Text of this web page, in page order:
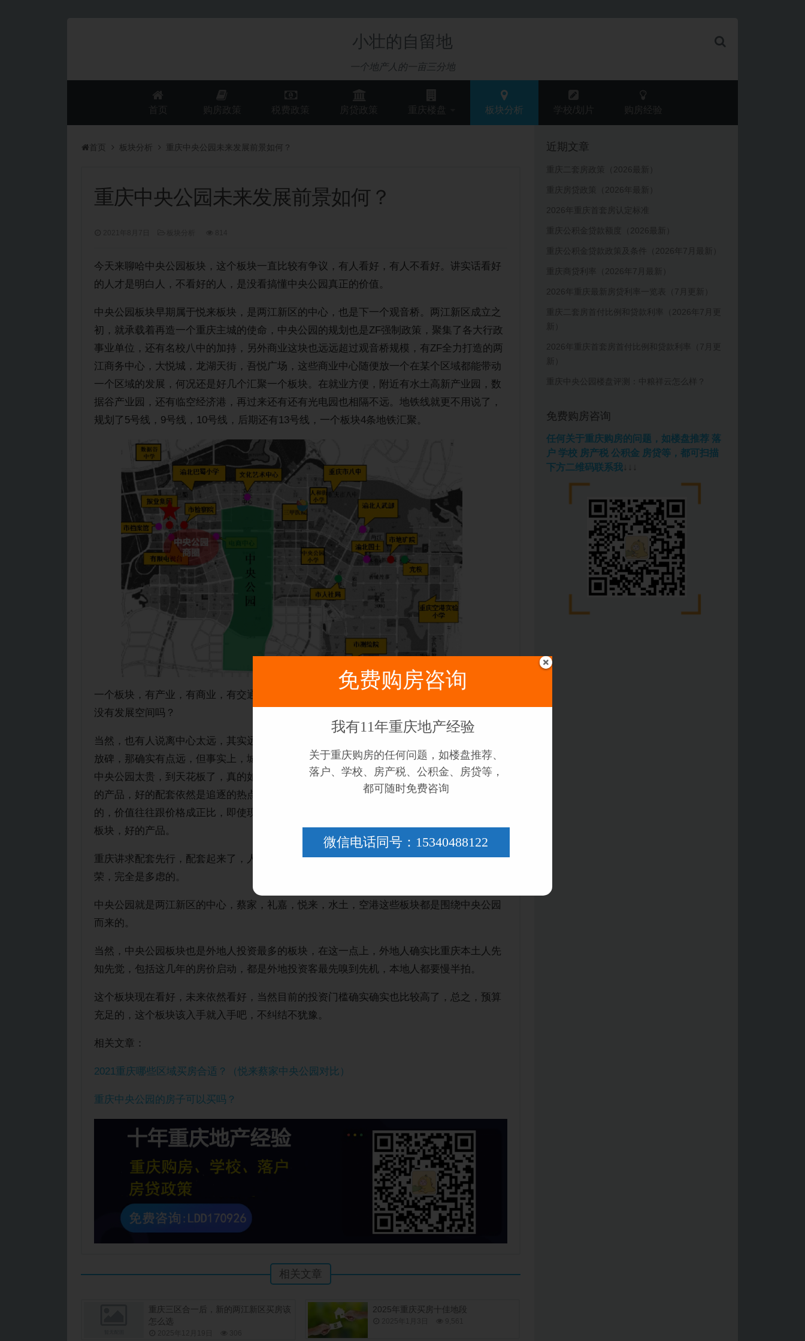
小壮的自留地
一个地产人的一亩三分地
首页 购房政策 税费政策 房贷政策 重庆楼盘 板块分析 学校/划片 购房经验
首页 板块分析 重庆中央公园未来发展前景如何？
重庆中央公园未来发展前景如何？
今天来聊哈中央公园板块，这个板块一直比较有争议，有人看好，有人不看好。讲实话看好
的人才是明白人，不看好的人，是没看搞懂中央公园真正的价值。
中央公园板块早期属于悦来板块，是两江新区的中心，也是下一个观音桥。两江新区成立之
初，就承载着再造一个重庆主城的使命，中央公园的规划也是ZF强制政策，聚集了各大行政
事业单位，还有名校八中的加持，另外商业这块也远远超过观音桥规模，有ZF全力打造的两
江商务中心，大悦城，龙湖天街，吾悦广场，这些商业中心随便放一个在某个区域都能带动
一个区域的发展，何况还是好几个汇聚一个板块。在就业方便，附近有水土高新产业园，数
据谷产业园，还有临空经济港，再过来还有还有光电园也相隔不远。地铁线就更不用说了，
规划了5号线，9号线，10号线，后期还有13号线，一个板块4条地铁汇聚。
一个板块，有产业，有商业，有交通，有学校，有公园环境，有ZF的大力加持，你们觉得会
没有发展空间吗？
当然，也有人说离中心太远，其实远近这个东西要看哪里到哪里，如果你心目中的中心是解
放碑，那确实有点远，但事实上，城市的中心每隔几年就会随人口的迁移而变动。还有人说
中央公园太贵，到天花板了，真的如此吗？而事实上未来只有好房子才值钱，好的板块，好
的产品，好的配套依然是追逐的热点，好的东西，一定是贵的，而贵的东西，却不一定是好
的，价值往往跟价格成正比，即使现在你换到便宜的板块，将来有钱了你还是会想换到好的
板块，好的产品。
重庆讲求配套先行，配套起来了，人自然而然就会汇聚，所以担心中央公园的人口是否能繁
荣，完全是多虑的。
中央公园就是两江新区的中心，蔡家，礼嘉，悦来，水土，空港这些板块都是围绕中央公园
而来的。
当然，中央公园板块也是外地人投资最多的板块，在这一点上，外地人确实比重庆本土人先
知先觉，包括这几年的房价启动，都是外地投资客最先嗅到先机，本地人都要慢半拍。
这个板块现在看好，未来依然看好，当然目前的投资门槛确实确实也比较高了，总之，预算
充足的，这个板块该入手就入手吧，不纠结不犹豫。
相关文章：
2021重庆哪些区域买房合适？（悦来蔡家中央公园对比）
重庆中央公园的房子可以买吗？
相关文章
重庆三区合一后，新的两江新区买房该
怎么选
2025年重庆买房十佳地段
近期文章
重庆二套房政策（2026最新）
重庆房贷政策（2026年最新）
2026年重庆首套房认定标准
重庆公积金贷款额度（2026最新）
重庆公积金贷款政策及条件（2026年7月最新）
重庆商贷利率（2026年7月最新）
2026年重庆最新房贷利率一览表（7月更新）
重庆二套房首付比例和贷款利率（2026年7月更
2026年重庆首套房首付比例和贷款利率（7月更
重庆中央公园楼盘评测：中粮祥云怎么样？
免费购房咨询
任何关于重庆购房的问题，如楼盘推荐 落
户 学校 房产税 公积金 房贷等，都可扫描
下方二维码联系我
免费购房咨询
我有11年重庆地产经验
关于重庆购房的任何问题，如楼盘推荐、
落户、学校、房产税、公积金、房贷等，
都可随时免费咨询
微信电话同号：15340488122